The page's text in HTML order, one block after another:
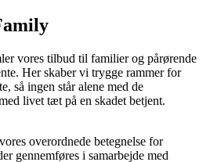
vores tilbud til familier og pårørende
Her skaber vi trygge rammer for
så ingen står alene med de
livet tæt på en skadet betjent.
overordnede betegnelse for
gennemføres i samarbejde med